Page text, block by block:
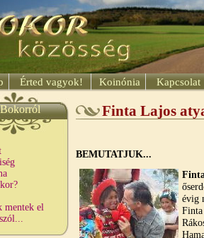
Érted vagyok! Koinónia Kapcsolat
mentek el
Finta Lajos
BEMUTATJUK...
évig